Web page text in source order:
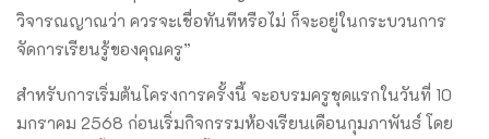
วิจารณญาณว่า ควรจะเชื่อทันทีหรือไม่ ก็จะอยู่ในกระบวนการ
จัดการเรียนรู้ของคุณครู”
สำหรับการเริ่มต้นโครงการครั้งนี้ จะอบรมครูชุดแรกในวันที่ 10
มกราคม 2568 ก่อนเริ่มกิจกรรมห้องเรียนเดือนกุมภาพันธ์ โดย